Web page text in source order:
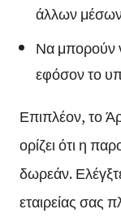
άλλων
Να μπορούν
εφόσον το
Επιπλέον, το
ορίζει ότι η
δωρεάν.
εταιρείας σας